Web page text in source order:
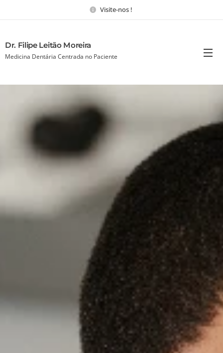
Visite-nos !
Dr. Filipe Leitão Moreira
Medicina Dentária Centrada no Paciente